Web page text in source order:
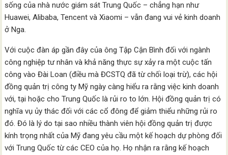
sống của nhà nước giám sát Trung Quốc – chẳng hạn như
Huawei, Alibaba, Tencent và Xiaomi – vẫn đang vui vẻ kinh doanh
ở Nga.
Với cuộc đàn áp gần đây của ông Tập Cận Bình đối với ngành
công nghiệp tư nhân và khả năng thực sự xảy ra một cuộc tấn
công vào Đài Loan (điều mà ĐCSTQ đã từ chối loại trừ), các hội
đồng quản trị công ty Mỹ ngày càng hiểu ra rằng việc kinh doanh
với, tại hoặc cho Trung Quốc là rủi ro to lớn. Hội đồng quản trị có
nghĩa vụ ủy thác đối với các cổ đông để giảm thiểu những rủi ro
đó. Đó là lý do tại sao nhiều thành viên hội đồng quản trị được
kính trọng nhất của Mỹ đang yêu cầu một kế hoạch dự phòng đối
với Trung Quốc từ các CEO của họ. Họ nhận ra rằng kế hoạch